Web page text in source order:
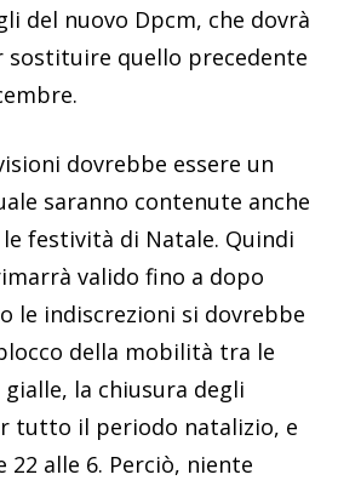
del nuovo Dpcm, che dovrà
sostituire quello precedente
dovrebbe essere un
saranno contenute anche
festività di Natale. Quindi
valido fino a dopo
le indiscrezioni si dovrebbe
della mobilità tra le
gialle, la chiusura degli
tutto il periodo natalizio, e
alle 6. Perciò, niente